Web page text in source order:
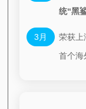
统“黑
3月
荣获上
首个